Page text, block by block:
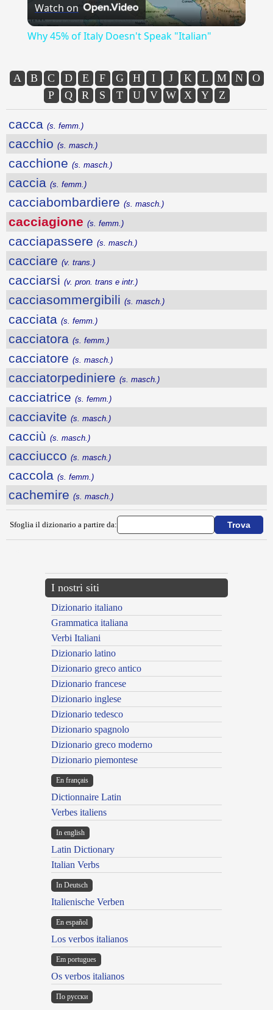
Video
Watch on
Why 45% of Italy Doesn't Speak "Italian"
A B C D E F G H I J K L M N
O
P
Q R S T U V W X Y Z
cacca (s. femm.)
cacchio (s. masch.)
cacchione (s. masch.)
caccia (s. femm.)
cacciabombardiere (s. masch.)
cacciagione (s. femm.)
cacciapassere (s. masch.)
cacciare (v. trans.)
cacciarsi (v. pron. trans e intr.)
cacciasommergibili (s. masch.)
cacciata (s. femm.)
cacciatora (s. femm.)
cacciatore (s. masch.)
cacciatorpediniere (s. masch.)
cacciatrice (s. femm.)
cacciavite (s. masch.)
cacciù (s. masch.)
cacciucco (s. masch.)
caccola (s. femm.)
cachemire (s. masch.)
Sfoglia il dizionario a partire da:
I nostri siti
Dizionario italiano
Grammatica italiana
Verbi Italiani
Dizionario latino
Dizionario greco antico
Dizionario francese
Dizionario inglese
Dizionario tedesco
Dizionario spagnolo
Dizionario greco moderno
Dizionario piemontese
En français
Dictionnaire Latin
Verbes italiens
In english
Latin Dictionary
Italian Verbs
In Deutsch
Italienische Verben
En español
Los verbos italianos
Em portugues
Os verbos italianos
По русски